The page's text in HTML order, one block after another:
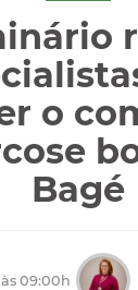
o
Bagé
09:00h